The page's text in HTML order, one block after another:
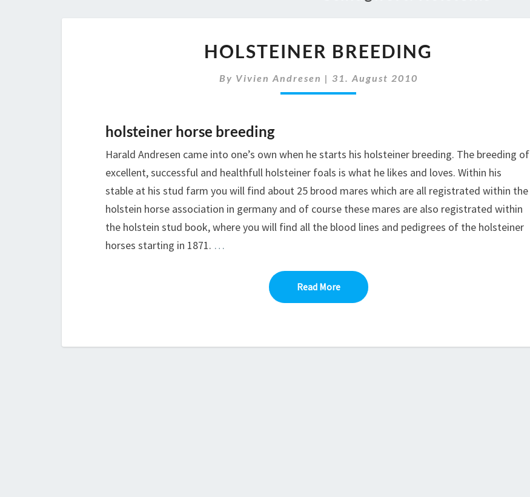
BREEDING
HOLSTEINER BREEDING
By Vivien Andresen | 31. August 2010
holsteiner horse breeding
Harald Andresen came into one’s own when he starts his holsteiner breeding. The breeding of
excellent, successful and healthfull holsteiner foals is what he likes and loves. Within his
stable at his stud farm you will find about 25 brood mares which are all registrated within the
holstein horse association in germany and of course these mares are also registrated within
the holstein stud book, where you will find all the blood lines and pedigrees of the holsteiner
horses starting in 1871. …
Read MoreRead More